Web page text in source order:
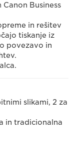
Business
in rešitev
tiskanje iz
povezavo in
slikami, 2 za
in tradicionalna